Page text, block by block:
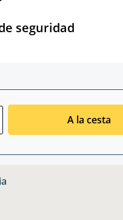
seguridad
A la cesta